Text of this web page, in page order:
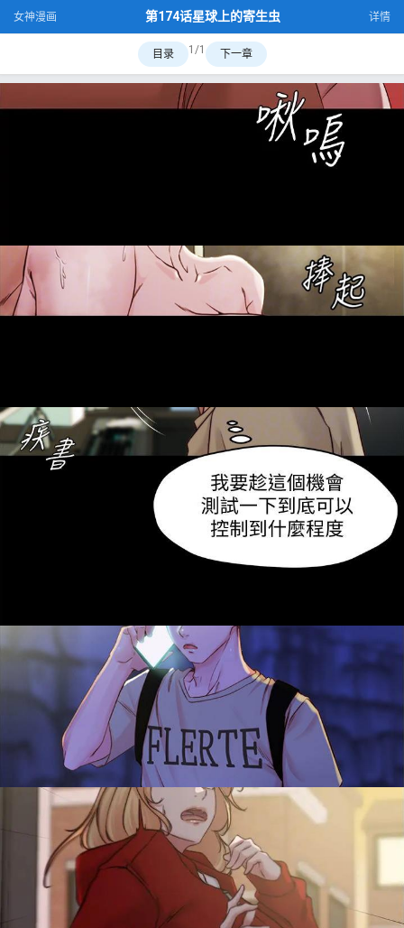
女神漫画 第174话星球上的寄生虫 详情
目录 1/1 下一章